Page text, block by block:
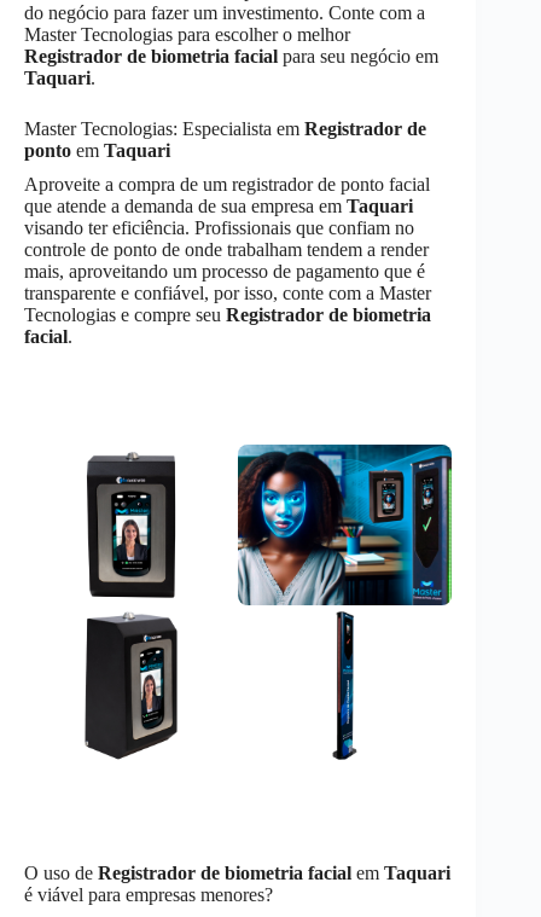
do negócio para fazer um investimento. Conte com a
Master Tecnologias para escolher o melhor
Registrador de biometria facial para seu negócio em
Taquari.
Master Tecnologias: Especialista em Registrador de
ponto em Taquari
Aproveite a compra de um registrador de ponto facial
que atende a demanda de sua empresa em Taquari
visando ter eficiência. Profissionais que confiam no
controle de ponto de onde trabalham tendem a render
mais, aproveitando um processo de pagamento que é
transparente e confiável, por isso, conte com a Master
Tecnologias e compre seu Registrador de biometria
facial.
O uso de Registrador de biometria facial em Taquari
é viável para empresas menores?